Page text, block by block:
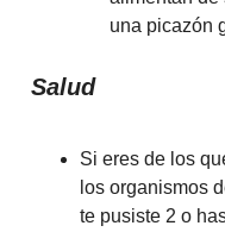
una picazón
Salud
Si eres de los
los organismos
te pusiste 2 o